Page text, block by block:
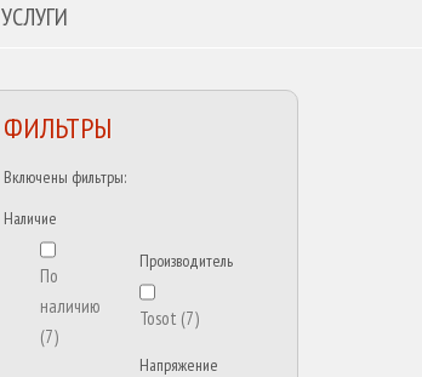
УСЛУГИ
ФИЛЬТРЫ
Включены фильтры:
Наличие
По
наличию
(7)
Производитель
Tosot (7)
Напряжение